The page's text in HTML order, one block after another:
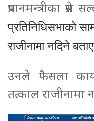
प्रधानमन्त्रीका
प्रतिनिधिसभाको
राजीनामा नदिने
उनले फैसला
तत्काल राजीनामा